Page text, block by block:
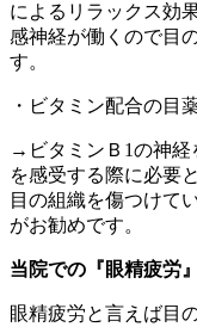
によるリラックス効
感神経が働くので目
す。
・ビタミン配合の目
→ビタミンＢ1の神経
を感受する際に必要
目の組織を傷つけて
がお勧めです。
当院での『眼精疲労
眼精疲労と言えば目